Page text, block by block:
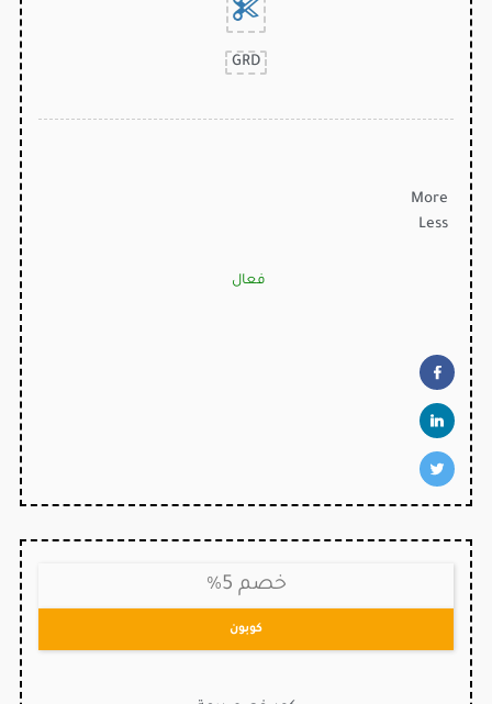
GRD
More
Less
فعال
خصم 5%
كوبون